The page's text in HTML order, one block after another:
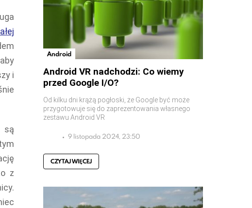
i
są
z
Android
Android VR nadchodzi: Co wiemy
przed Google I/O?
Od kilku dni krążą pogłoski, że Google być może
przygotowuje się do zaprezentowania własnego
zestawu Android VR
9 listopada 2024, 23:50
CZYTAJ WIĘCEJ